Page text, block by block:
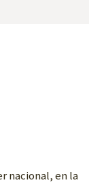
nacional, en la